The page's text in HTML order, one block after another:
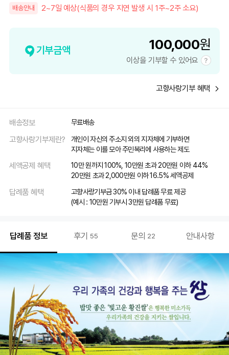
배송안내 2~7일 예상(식품의 경우 지연 발생 시 1주~2주 소요)
기부금액 100,000원
이상을 기부할 수 있어요
고향사랑기부 혜택
배송정보 무료배송
고향사랑기부제란?
개인이 자신의 주소지 외의 지자체에 기부하면
지자체는 이를 모아 주민복리에 사용하는 제도
세액공제 혜택
10만 원까지 100%, 10만원 초과 20만원 이하 44%
20만원 초과 2,000만원 이하 16.5% 세액공제
답례품 혜택
고향사랑기부금 30% 이내 답례품 무료 제공
(예시 : 10만원 기부시 3만원 답례품 무료)
답례품 정보 후기 55 문의 22 안내사항